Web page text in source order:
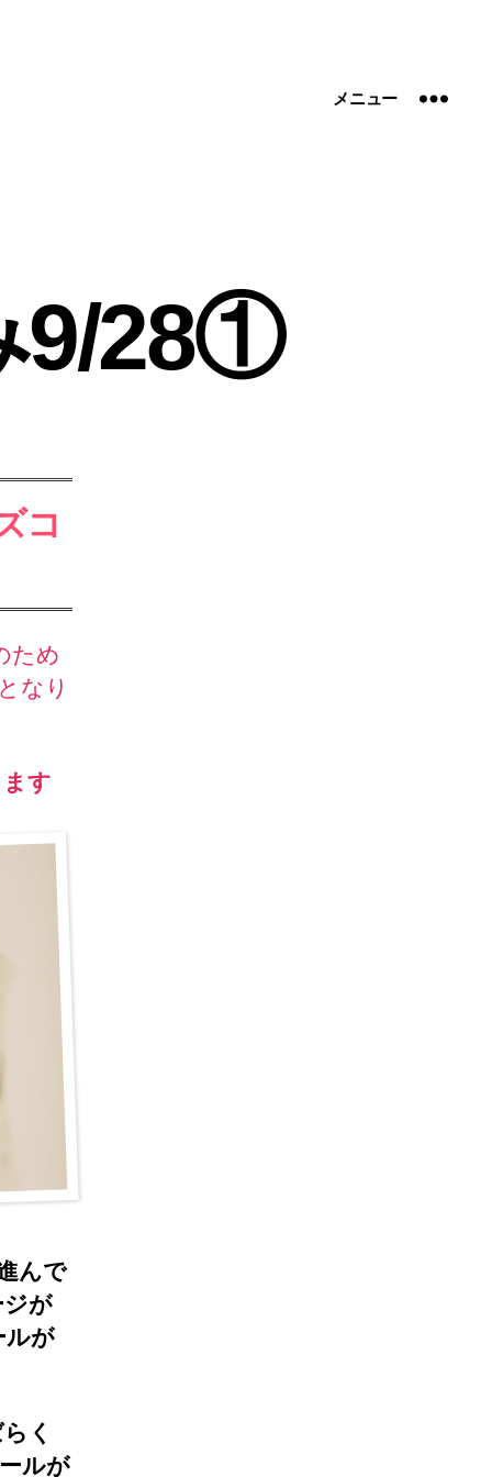
メニュー
9/28①
コ
ため
なり
す
んで
ジが
ルが
く
ルが